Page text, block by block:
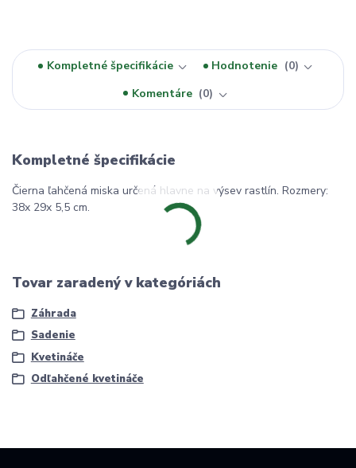
Kompletné špecifikácie Hodnotenie
0
Komentáre
0
Kompletné špecifikácie
Čierna ľahčená miska určená hlavne na výsev rastlín. Rozmery:
38x 29x 5,5 cm.
Tovar zaradený v kategóriách
Záhrada
Sadenie
Kvetináče
Odľahčené kvetináče